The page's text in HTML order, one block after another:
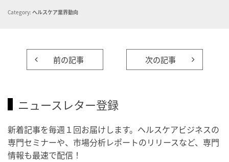
Category: ヘルスケア業界動向
前の記事 次の記事
ニュースレター登録
新着記事を毎週１回お届けします。ヘルスケアビジネスの
専門セミナーや、市場分析レポートのリリースなど、専門
情報も最速で配信！